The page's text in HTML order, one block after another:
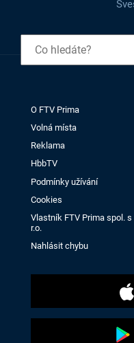
O FTV Prima
Volná místa
Reklama
HbbTV
Podmínky užívání
Cookies
Vlastník FTV Prima spol. s
r.o.
Nahlásit chybu